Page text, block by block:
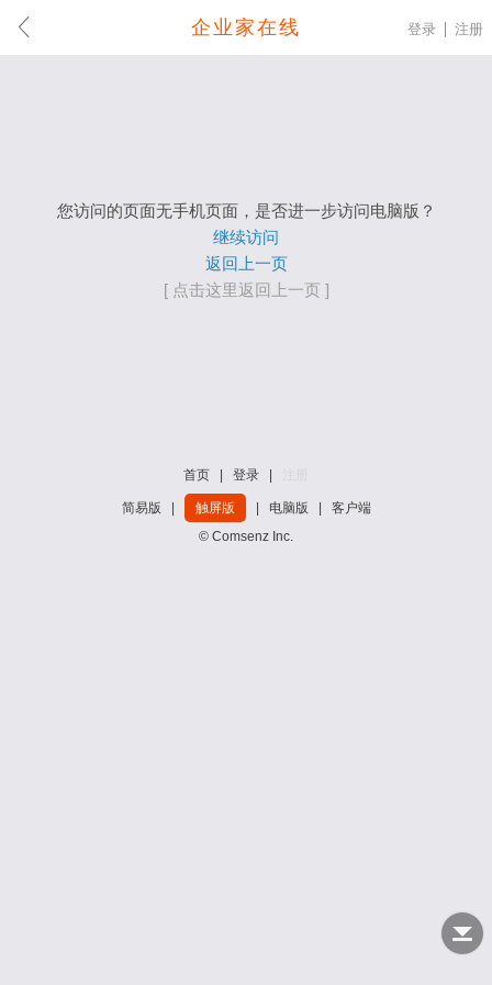
企业家在线 登录 注册
您访问的页面无手机页面，是否进一步访问电脑版？
继续访问
返回上一页
[ 点击这里返回上一页 ]
首页 登录
简易版 触屏版 电脑版
客户端
© Comsenz Inc.